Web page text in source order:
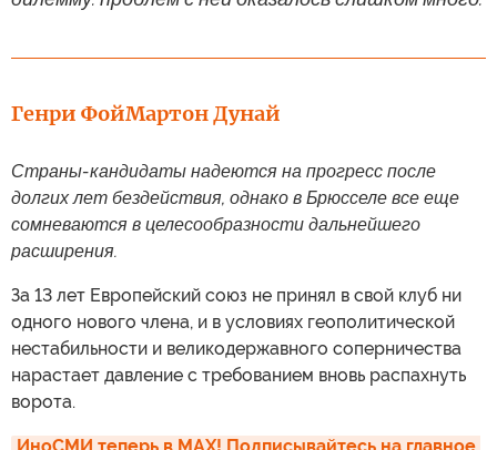
Генри ФойМартон Дунай
Страны-кандидаты надеются на прогресс после
долгих лет бездействия, однако в Брюсселе все еще
сомневаются в целесообразности дальнейшего
расширения.
За 13 лет Европейский союз не принял в свой клуб ни
одного нового члена, и в условиях геополитической
нестабильности и великодержавного соперничества
нарастает давление с требованием вновь распахнуть
ворота.
ИноСМИ теперь в MAX! Подписывайтесь на главное